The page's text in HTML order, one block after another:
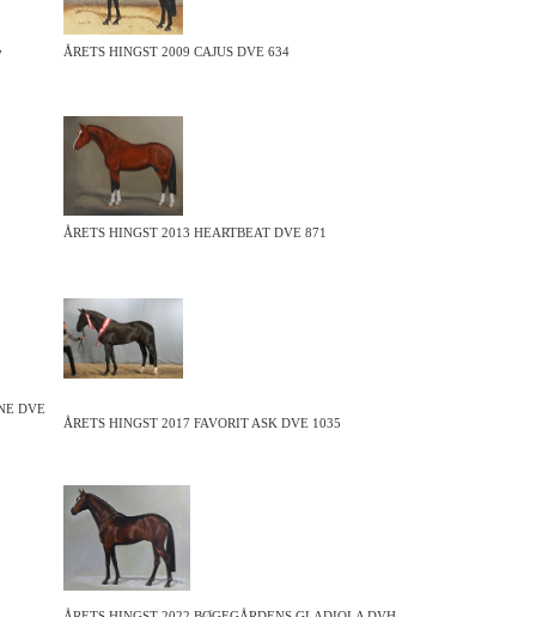
ÅRETS HINGST 2009 CAJUS DVE 634
ÅRETS HINGST 2013 HEARTBEAT DVE 871
DVE
ÅRETS HINGST 2017 FAVORIT ASK DVE 1035